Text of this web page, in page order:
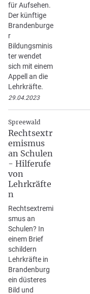
für Aufsehen.
Der künftige
Brandenburge
r
Bildungsminis
ter wendet
sich mit einem
Appell an die
Lehrkräfte.
29.04.2023
Spreewald
Rechtsextr
emismus
an Schulen
- Hilferufe
von
Lehrkräfte
n
Rechtsextremi
smus an
Schulen? In
einem Brief
schildern
Lehrkräfte in
Brandenburg
ein düsteres
Bild und